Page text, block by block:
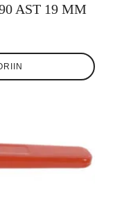
AST 19 MM